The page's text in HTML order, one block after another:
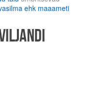
ehk maaameti